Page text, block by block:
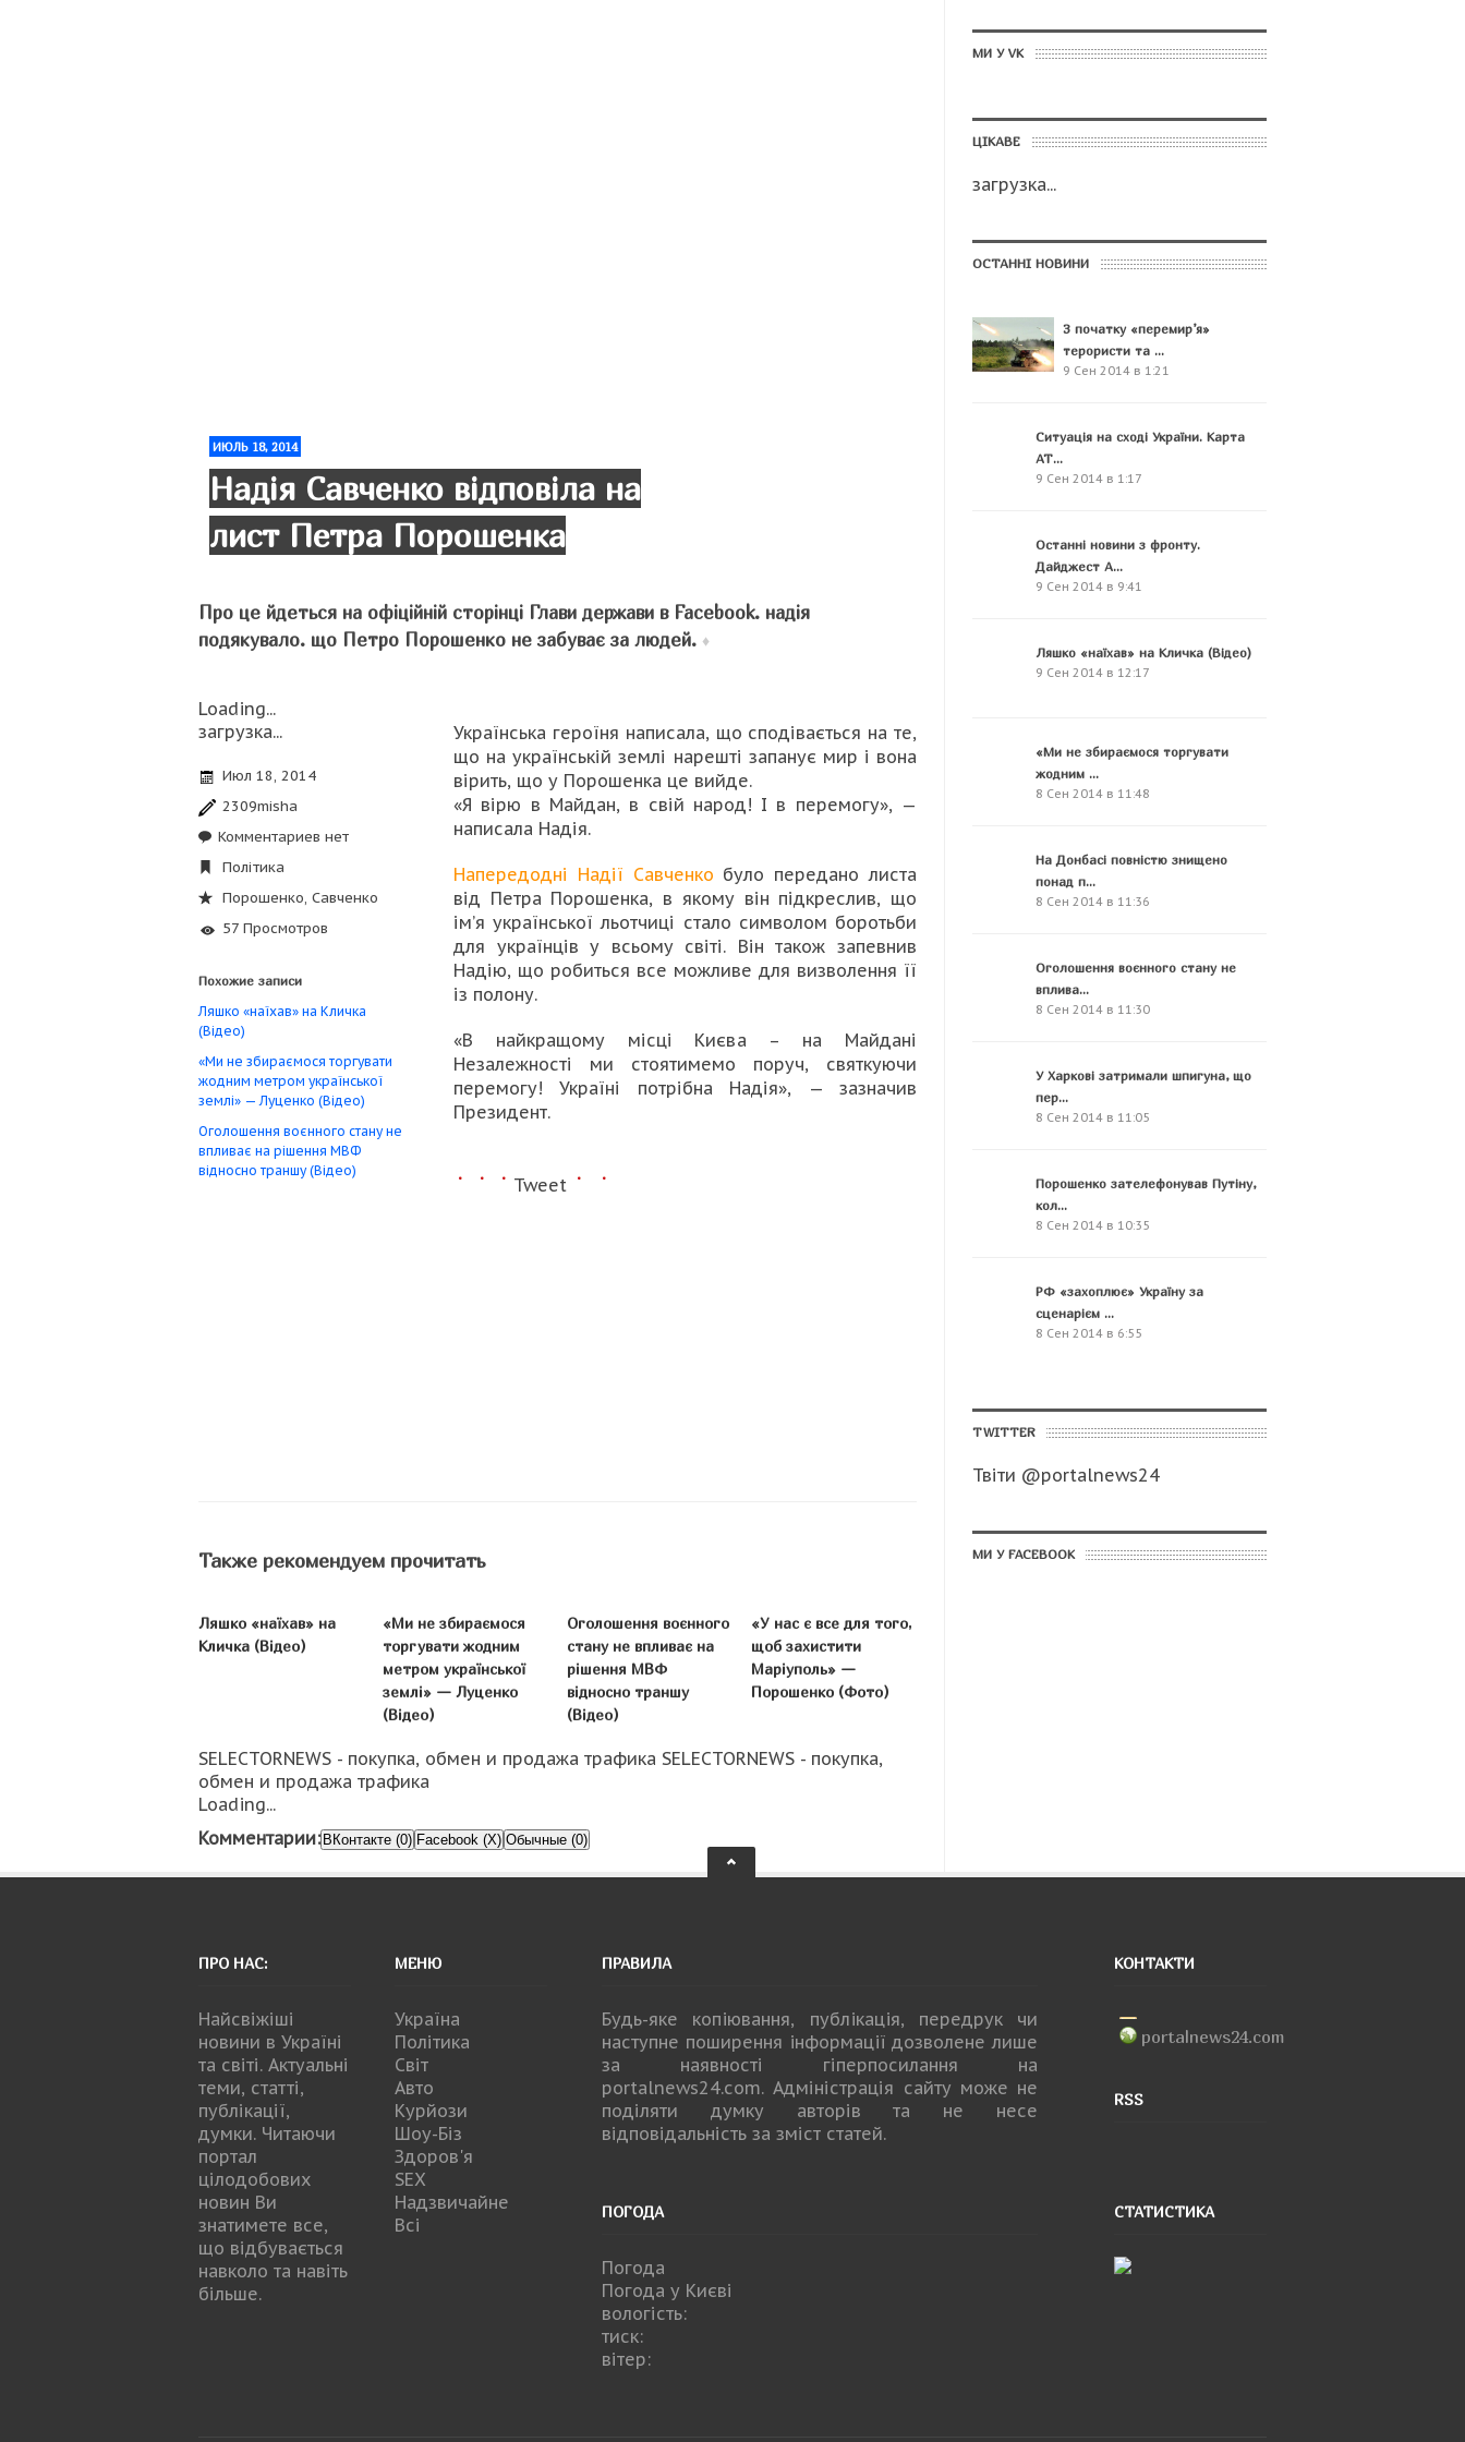
ИЮЛЬ 18, 2014
Надія Савченко відповіла на
лист Петра Порошенка
Про це йдеться на офіційній сторінці Глави держави в Facebook. надія
подякувало. що Петро Порошенко не забуває за людей. ♦
Loading...
загрузка...
Июл 18, 2014
2309misha
Комментариев нет
Політика
Порошенко, Савченко
57 Просмотров
Похожие записи
Ляшко «наїхав» на Кличка
(Відео)
«Ми не збираємося торгувати
жодним метром української
землі» — Луценко (Відео)
Оголошення воєнного стану не
впливає на рішення МВФ
відносно траншу (Відео)
Українська героїня написала, що сподівається на те,
що на українській землі нарешті запанує мир і вона
вірить, що у Порошенка це вийде.
«Я вірю в Майдан, в свій народ! І в перемогу», —
написала Надія.
Напередодні Надії Савченко було передано листа
від Петра Порошенка, в якому він підкреслив, що
ім’я української льотчиці стало символом боротьби
для українців у всьому світі. Він також запевнив
Надію, що робиться все можливе для визволення її
із полону.
«В найкращому місці Києва – на Майдані
Незалежності ми стоятимемо поруч, святкуючи
перемогу! Україні потрібна Надія», — зазначив
Президент.
Tweet
Также рекомендуем прочитать
Ляшко «наїхав» на
Кличка (Відео)
«Ми не збираємося
торгувати жодним
метром української
землі» — Луценко
(Відео)
Оголошення воєнного
стану не впливає на
рішення МВФ
відносно траншу
(Відео)
«У нас є все для того,
щоб захистити
Маріуполь» —
Порошенко (Фото)
SELECTORNEWS - покупка, обмен и продажа трафика SELECTORNEWS - покупка,
обмен и продажа трафика
Loading...
Комментарии: ВКонтакте (0) Facebook (X) Обычные (0)
МИ У VK
ЦІКАВЕ
загрузка...
ОСТАННІ НОВИНИ
З початку «перемир’я»
терористи та ...
9 Сен 2014 в 1:21
Ситуація на сході України. Карта
АТ...
9 Сен 2014 в 1:17
Останні новини з фронту.
Дайджест А...
9 Сен 2014 в 9:41
Ляшко «наїхав» на Кличка (Відео)
9 Сен 2014 в 12:17
«Ми не збираємося торгувати
жодним ...
8 Сен 2014 в 11:48
На Донбасі повністю знищено
понад п...
8 Сен 2014 в 11:36
Оголошення воєнного стану не
вплива...
8 Сен 2014 в 11:30
У Харкові затримали шпигуна, що
пер...
8 Сен 2014 в 11:05
Порошенко зателефонував Путіну,
кол...
8 Сен 2014 в 10:35
РФ «захоплює» Україну за
сценарієм ...
8 Сен 2014 в 6:55
TWITTER
Твіти @portalnews24
МИ У FACEBOOK
ПРО НАС:
Найсвіжіші
новини в Україні
та світі. Актуальні
теми, статті,
публікації,
думки. Читаючи
портал
цілодобових
новин Ви
знатимете все,
що відбувається
навколо та навіть
більше.
МЕНЮ
Україна
Політика
Світ
Авто
Курйози
Шоу-Біз
Здоров'я
SEX
Надзвичайне
Всі
ПРАВИЛА
Будь-яке копiювання, публiкацiя, передрук чи
наступне поширення iнформацiї дозволене лише
за наявності гіперпосилання на
portalnews24.com. Адміністрація сайту може не
поділяти думку авторів та не несе
відповідальність за зміст статей.
ПОГОДА
Погода
Погода у Києві
вологість:
тиск:
вітер:
КОНТАКТИ
portalnews24.com
RSS
СТАТИСТИКА